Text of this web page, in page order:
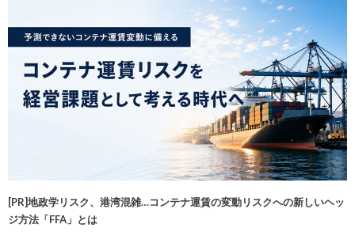
[PR]地政学リスク、港湾混雑…コンテナ運賃の変動リスクへの新しいヘッ
ジ方法「FFA」とは